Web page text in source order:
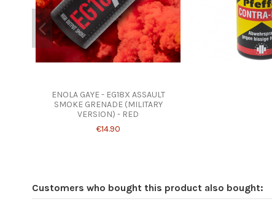
ENOLA GAYE - EG18X ASSAULT
SMOKE GRENADE (MILITARY
VERSION) - RED
€14.90
Customers who bought this product also bought: